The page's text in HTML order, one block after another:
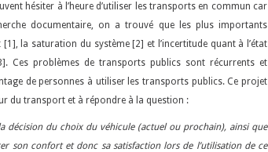
hésiter à l’heure d’utiliser les transports en commun car
documentaire, on a trouvé que les plus importants
la saturation du système [2] et l’incertitude quant à l’état
Ces problèmes de transports publics sont récurrents et
de personnes à utiliser les transports publics. Ce projet
du transport et à répondre à la question :
décision du choix du véhicule (actuel ou prochain), ainsi que
son confort et donc sa satisfaction lors de l’utilisation de ce